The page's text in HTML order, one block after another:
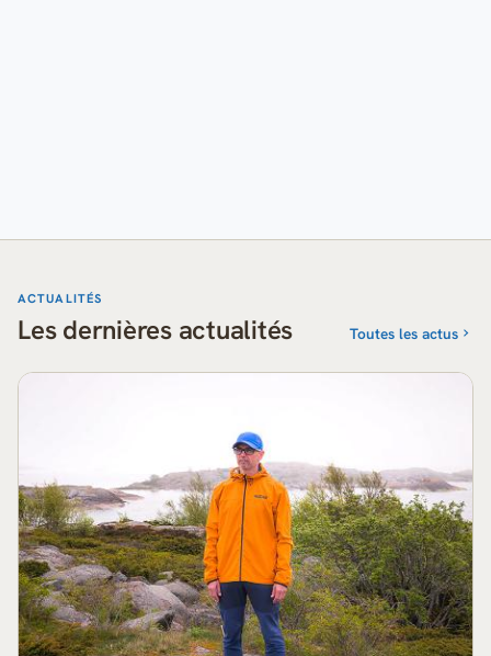
ACTUALITÉS
Les dernières actualités Toutes les actus